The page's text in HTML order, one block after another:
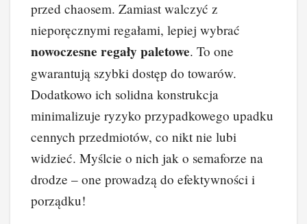
przed chaosem. Zamiast walczyć z
nieporęcznymi regałami, lepiej wybrać
nowoczesne regały paletowe. To one
gwarantują szybki dostęp do towarów.
Dodatkowo ich solidna konstrukcja
minimalizuje ryzyko przypadkowego upadku
cennych przedmiotów, co nikt nie lubi
widzieć. Myślcie o nich jak o semaforze na
drodze – one prowadzą do efektywności i
porządku!